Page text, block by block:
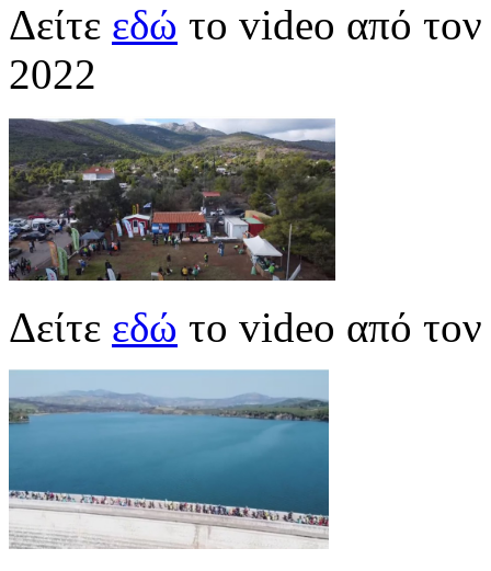
Δείτε εδώ το video από
2022
Δείτε εδώ το video από